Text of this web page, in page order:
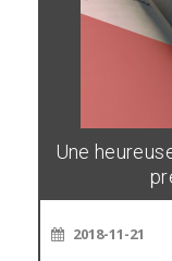
Une
2018-11-21